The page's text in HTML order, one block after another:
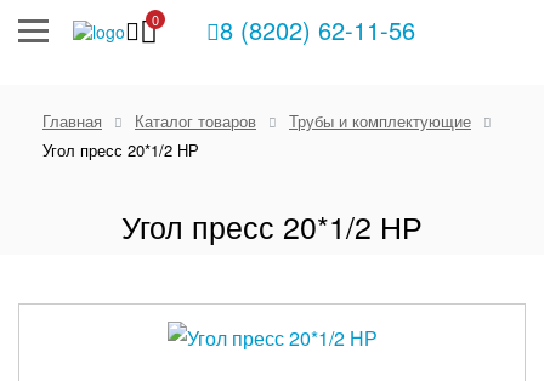
0 8 (8202) 62-11-56
Главная Каталог товаров
Трубы и комплектующие
Угол пресс 20*1/2 НР
Угол пресс 20*1/2 НР